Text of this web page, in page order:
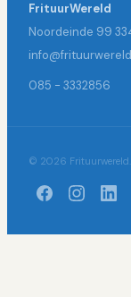
FrituurWereld
Noordeinde 99
085 - 3332856
© 2026